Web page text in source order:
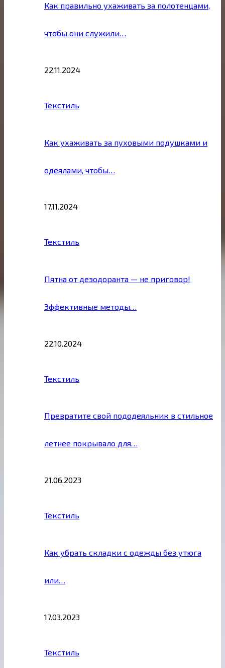
Как правильно ухаживать за полотенцами,
чтобы они служили…
22.11.2024
Текстиль
Как ухаживать за пуховыми подушками и
одеялами, чтобы…
17.11.2024
Текстиль
Пятна от дезодоранта — не приговор!
Эффективные методы…
22.10.2024
Текстиль
Превратите свой пододеяльник в стильное
летнее покрывало для…
21.06.2023
Текстиль
Как убрать складки с одежды без утюга
или…
17.03.2023
Текстиль